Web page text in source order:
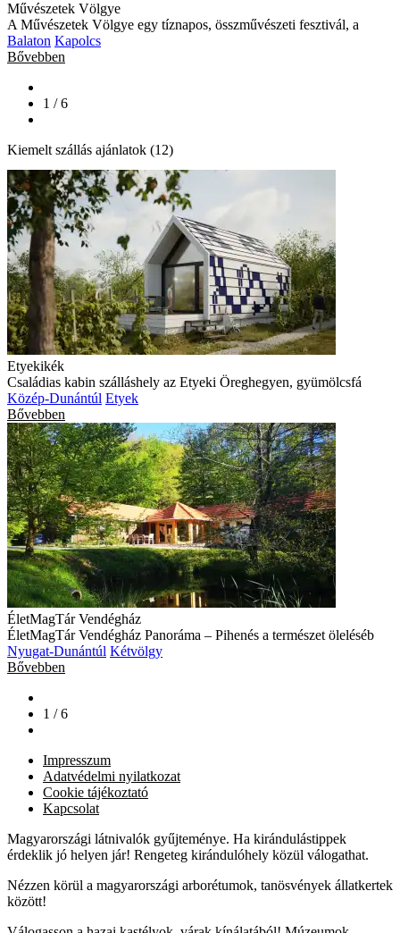
Művészetek Völgye
A Művészetek Völgye egy tíznapos, összművészeti fesztivál, a
Balaton Kapolcs
Bővebben
1 / 6
Kiemelt szállás ajánlatok (12)
Etyekikék
Családias kabin szálláshely az Etyeki Öreghegyen, gyümölcsfá
Közép-Dunántúl Etyek
Bővebben
ÉletMagTár Vendégház
ÉletMagTár Vendégház Panoráma – Pihenés a természet öleléséb
Nyugat-Dunántúl Kétvölgy
Bővebben
1 / 6
Impresszum
Adatvédelmi nyilatkozat
Cookie tájékoztató
Kapcsolat
Magyarországi látnivalók gyűjteménye. Ha kirándulástippek
érdeklik jó helyen jár! Rengeteg kirándulóhely közül válogathat.
Nézzen körül a magyarországi arborétumok, tanösvények állatkertek
között!